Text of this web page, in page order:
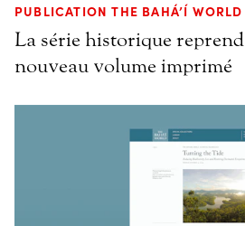
PUBLICATION THE BAHÁ’Í WORLD
La série historique
nouveau volume imprimé